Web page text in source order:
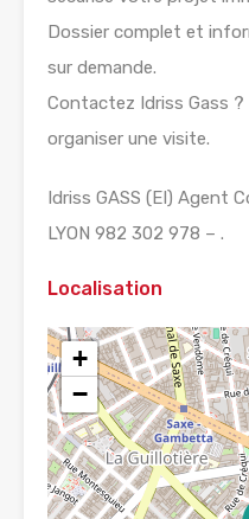
Dossier complet et
sur demande.
Contactez Idriss Gass
organiser une visite.
Idriss GASS (EI) Agent
LYON 982 302 978 – .
Localisation
+
−